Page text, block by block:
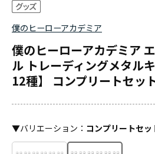
僕のヒーローアカデミア
僕のヒーローアカデミア
ル トレーディングメタル
12種】 コンプリートセッ
▼バリエーション ： コンプリートセッ